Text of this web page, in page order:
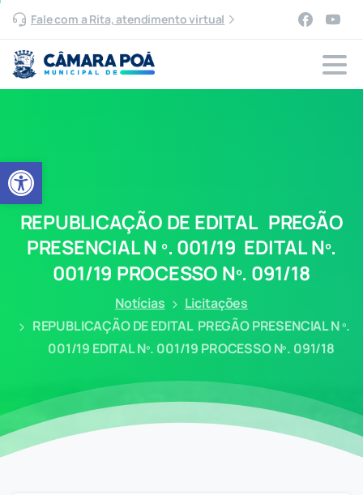
Abrir a barra de ferramentas
Fale com a Rita, atendimento virtual
REPUBLICAÇÃO DE EDITAL PREGÃO
PRESENCIALN º. 001/19 EDITALNº.
001/19 PROCESSO Nº. 091/18
Notícias
Licitações
REPUBLICAÇÃO DE EDITAL PREGÃO PRESENCIAL N º.
001/19 EDITAL Nº. 001/19 PROCESSO Nº. 091/18